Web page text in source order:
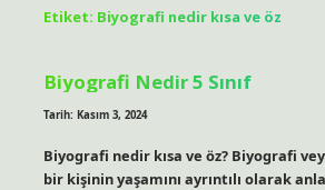
Etiket: Biyografi nedir kısa ve öz
Biyografi Nedir 5 Sınıf
Tarih: Kasım 3, 2024
Biyografi nedir kısa ve öz? Biyografi
bir kişinin yaşamını ayrıntılı olarak